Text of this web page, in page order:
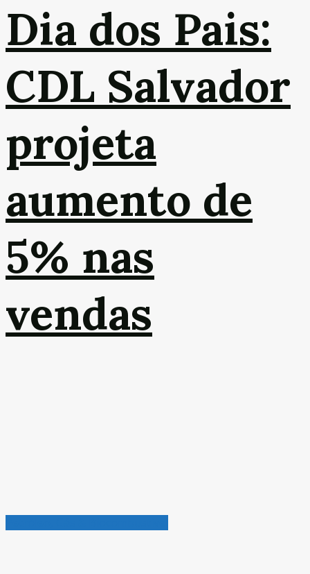
Dia dos Pais:
CDL Salvador
projeta
aumento de
5% nas
vendas